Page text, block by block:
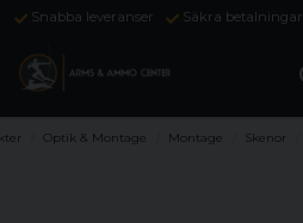
Snabba leveranser Säkra betalningar
Optik & Montage Montage Skenor